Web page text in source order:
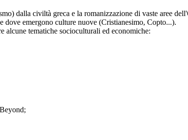
dalla civiltà greca e la romanizzazione di vaste aree
dove emergono culture nuove (Cristianesimo, Copto...).
tematiche socioculturali ed economiche: